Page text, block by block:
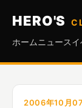
HERO'S
ホーム ニュースイ
2006年10月